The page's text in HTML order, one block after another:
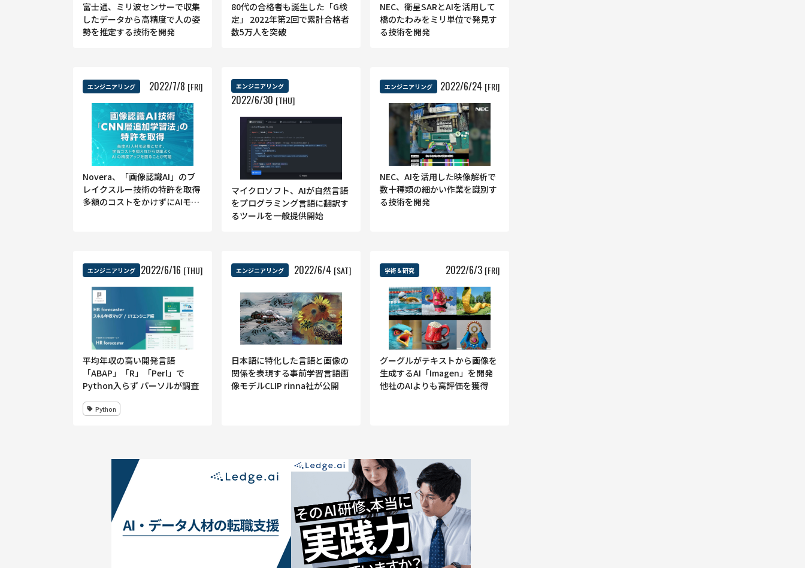
富士通、ミリ波センサーで収集
したデータから高精度で人の姿
勢を推定する技術を開発
80代の合格者も誕生した「G検
定」 2022年第2回で累計合格者
数5万人を突破
NEC、衛星SARとAIを活用して
橋のたわみをミリ単位で発見す
る技術を開発
エンジニアリング 2022/7/8 [FRI]
Novera、「画像認識AI」のブ
レイクスルー技術の特許を取得
多額のコストをかけずにAIモデ
エンジニアリング
2022/6/30 [THU]
マイクロソフト、AIが自然言語
をプログラミング言語に翻訳す
るツールを一般提供開始
エンジニアリング 2022/6/24 [FRI]
NEC、AIを活用した映像解析で
数十種類の細かい作業を識別す
る技術を開発
エンジニアリング 2022/6/16 [THU]
平均年収の高い開発言語
「ABAP」「R」「Perl」で
Python入らず パーソルが調査
Python
エンジニアリング 2022/6/4 [SAT]
日本語に特化した言語と画像の
関係を表現する事前学習言語画
像モデルCLIP rinna社が公開
学術＆研究 2022/6/3 [FRI]
グーグルがテキストから画像を
生成するAI「Imagen」を開発
他社のAIよりも高評価を獲得